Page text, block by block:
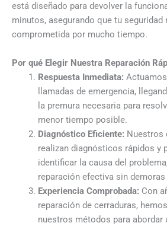
está diseñado para devolver la
minutos, asegurando que tu seguridad
comprometida por mucho tiempo.
Por qué Elegir Nuestra Reparación
Respuesta Inmediata:
llamadas de emergencia,
la premura necesaria para
menor tiempo posible.
Diagnóstico Eficiente: Nuestros
realizan diagnósticos rápidos y
identificar la causa del
reparación efectiva sin
Experiencia Comprobada: Con
reparación de cerraduras,
nuestros métodos para abordar